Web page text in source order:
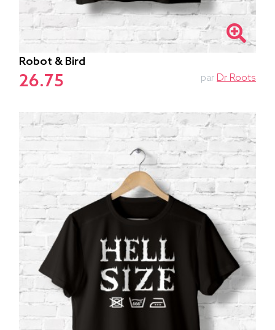
Robot & Bird
26.75 par Dr Roots